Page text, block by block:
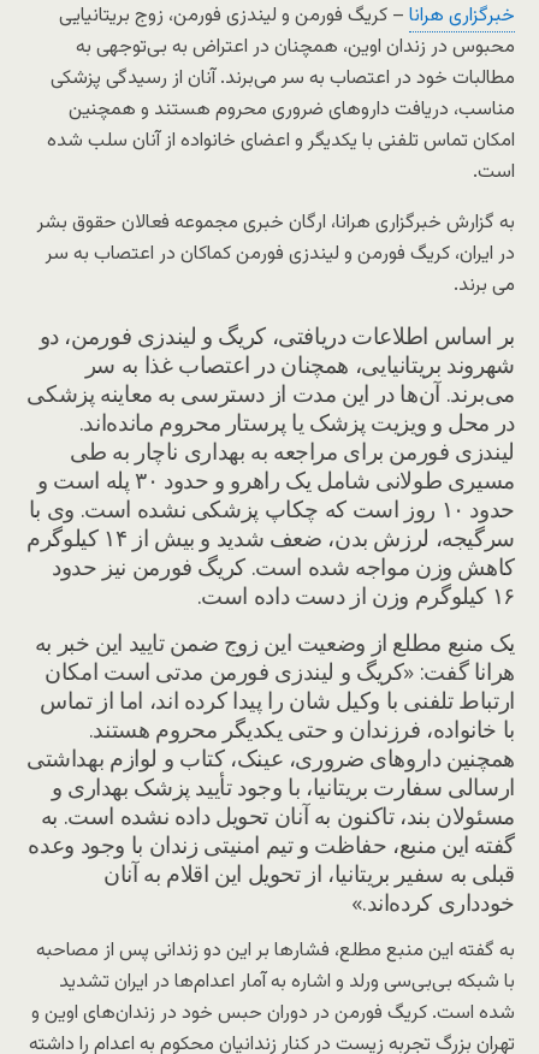
خبرگزاری هرانا – کریگ فورمن و لیندزی فورمن، زوج بریتانیایی
محبوس در زندان اوین، همچنان در اعتراض به بی‌توجهی به
مطالبات خود در اعتصاب به سر می‌برند. آنان از رسیدگی پزشکی
مناسب، دریافت داروهای ضروری محروم هستند و همچنین
امکان تماس تلفنی با یکدیگر و اعضای خانواده از آنان سلب شده
است.
به گزارش خبرگزاری هرانا، ارگان خبری مجموعه فعالان حقوق بشر
در ایران، کریگ فورمن و لیندزی فورمن کماکان در اعتصاب به سر
می برند.
بر اساس اطلاعات دریافتی، کریگ و لیندزی فورمن، دو
شهروند بریتانیایی، همچنان در اعتصاب غذا به سر
می‌برند. آن‌ها در این مدت از دسترسی به معاینه پزشکی
در محل و ویزیت پزشک یا پرستار محروم مانده‌اند.
لیندزی فورمن برای مراجعه به بهداری ناچار به طی
مسیری طولانی شامل یک راهرو و حدود ۳۰ پله است و
حدود ۱۰ روز است که چکاپ پزشکی نشده است. وی با
سرگیجه، لرزش بدن، ضعف شدید و بیش از ۱۴ کیلوگرم
کاهش وزن مواجه شده است. کریگ فورمن نیز حدود
۱۶ کیلوگرم وزن از دست داده است.
یک منبع مطلع از وضعیت این زوج ضمن تایید این خبر به
هرانا گفت: «کریگ و لیندزی فورمن مدتی است امکان
ارتباط تلفنی با وکیل شان را پیدا کرده اند، اما از تماس
با خانواده، فرزندان و حتی یکدیگر محروم هستند.
همچنین داروهای ضروری، عینک، کتاب و لوازم بهداشتی
ارسالی سفارت بریتانیا، با وجود تأیید پزشک بهداری و
مسئولان بند، تاکنون به آنان تحویل داده نشده است. به
گفته این منبع، حفاظت و تیم امنیتی زندان با وجود وعده
قبلی به سفیر بریتانیا، از تحویل این اقلام به آنان
خودداری کرده‌اند.»
به گفته این منبع مطلع، فشارها بر این دو زندانی پس از مصاحبه
با شبکه بی‌بی‌سی ورلد و اشاره به آمار اعدام‌ها در ایران تشدید
شده است. کریگ فورمن در دوران حبس خود در زندان‌های اوین و
تهران بزرگ تجربه زیست در کنار زندانیان محکوم به اعدام را داشته